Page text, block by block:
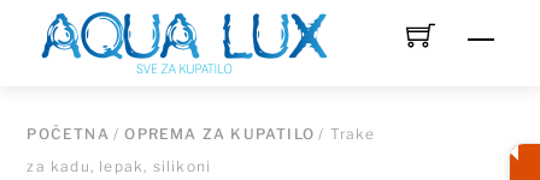
POČETNA/OPREMA ZA KUPATILO / Trake
za kadu, lepak, silikoni